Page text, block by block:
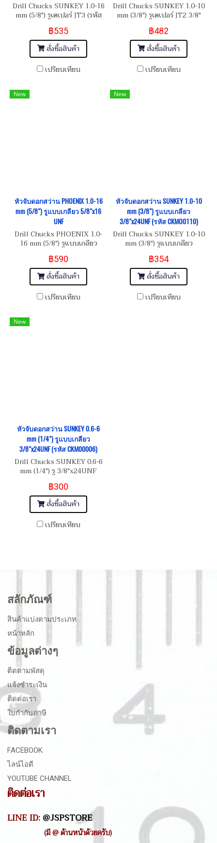
Drill Chucks SUNKEY 1.0-16
mm (5/8") รูเตเปอร์ JT3 (รหัส
CKHO0116)
฿535
สั่งซื้อสินค้า
เปรียบเทียบ
Drill Chucks SUNKEY 1.0-10
mm (3/8") รูเตเปอร์ JT2 3/8"
(รหัส CKHK0110)
฿482
สั่งซื้อสินค้า
เปรียบเทียบ
New
หัวจับดอกสว่าน PHOENIX 1.0-16
mm (5/8") รูแบบเกลียว 5/8"x16
UNF
Drill Chucks PHOENIX 1.0-
16 mm (5/8") รูแบบเกลียว
5/8"x16 UNF
฿590
สั่งซื้อสินค้า
เปรียบเทียบ
New
หัวจับดอกสว่าน SUNKEY 1.0-10
mm (3/8") รูแบบเกลียว
3/8"x24UNF (รหัส CKMO0110)
Drill Chucks SUNKEY 1.0-10
mm (3/8") รูแบบเกลียว
3/8"x24UNF
฿354
สั่งซื้อสินค้า
เปรียบเทียบ
New
หัวจับดอกสว่าน SUNKEY 0.6-6
mm (1/4") รูแบบเกลียว
3/8"x24UNF (รหัส CKM00006)
Drill Chucks SUNKEY 0.6-6
mm (1/4") รู 3/8"x24UNF
฿300
สั่งซื้อสินค้า
เปรียบเทียบ
สลักภัณฑ์
สินค้าแบ่งตามประเภท
หน้าหลัก
ข้อมูลต่างๆ
ติดตามพัสดุ
แจ้งชำระเงิน
ติดต่อเรา
ใบกำกับภาษี
ติดตามเรา
FACEBOOK
ไลน์ไอดี
YOUTUBE CHANNEL
ติดต่อเรา
LINE ID:@JSPSTORE
(มี @ ด้านหน้าด้วยครับ)